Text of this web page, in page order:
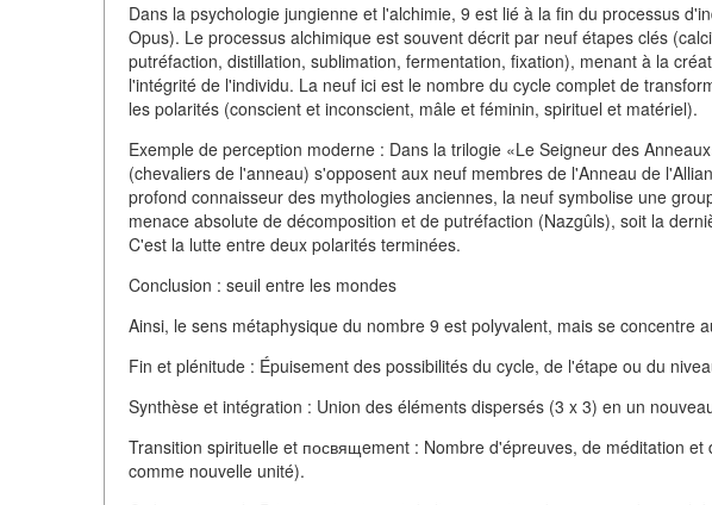
Dans la psychologie jungienne et l'alchimie, 9 est lié à la fin du processus
Opus). Le processus alchimique est souvent décrit par neuf étapes clés
putréfaction, distillation, sublimation, fermentation, fixation), menant à la
l'intégrité de l'individu. La neuf ici est le nombre du cycle complet de
les polarités (conscient et inconscient, mâle et féminin, spirituel et matériel).
Exemple de perception moderne : Dans la trilogie «Le Seigneur des
(chevaliers de l'anneau) s'opposent aux neuf membres de l'Anneau de
profond connaisseur des mythologies anciennes, la neuf symbolise une
menace absolute de décomposition et de putréfaction (Nazgûls), soit la
C'est la lutte entre deux polarités terminées.
Conclusion : seuil entre les mondes
Ainsi, le sens métaphysique du nombre 9 est polyvalent, mais se concentre
Fin et plénitude : Épuisement des possibilités du cycle, de l'étape ou du
Synthèse et intégration : Union des éléments dispersés (3 x 3) en un
Transition spirituelle et посвящement : Nombre d'épreuves, de méditation
comme nouvelle unité).